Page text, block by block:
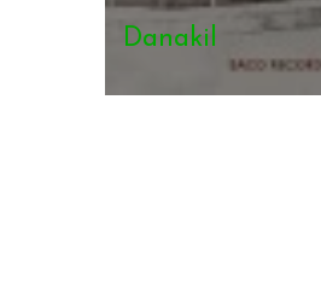
Danakil